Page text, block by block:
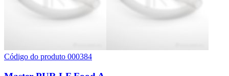
Código do produto 000384